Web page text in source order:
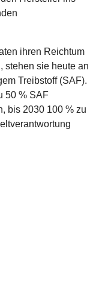
ihren Reichtum
stehen sie heute an
Treibstoff (SAF).
50 % SAF
bis 2030 100 % zu